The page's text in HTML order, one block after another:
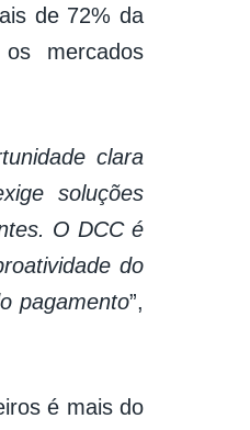
de 72% da
mercados
clara
soluções
O DCC é
do
pagamento”,
é mais do